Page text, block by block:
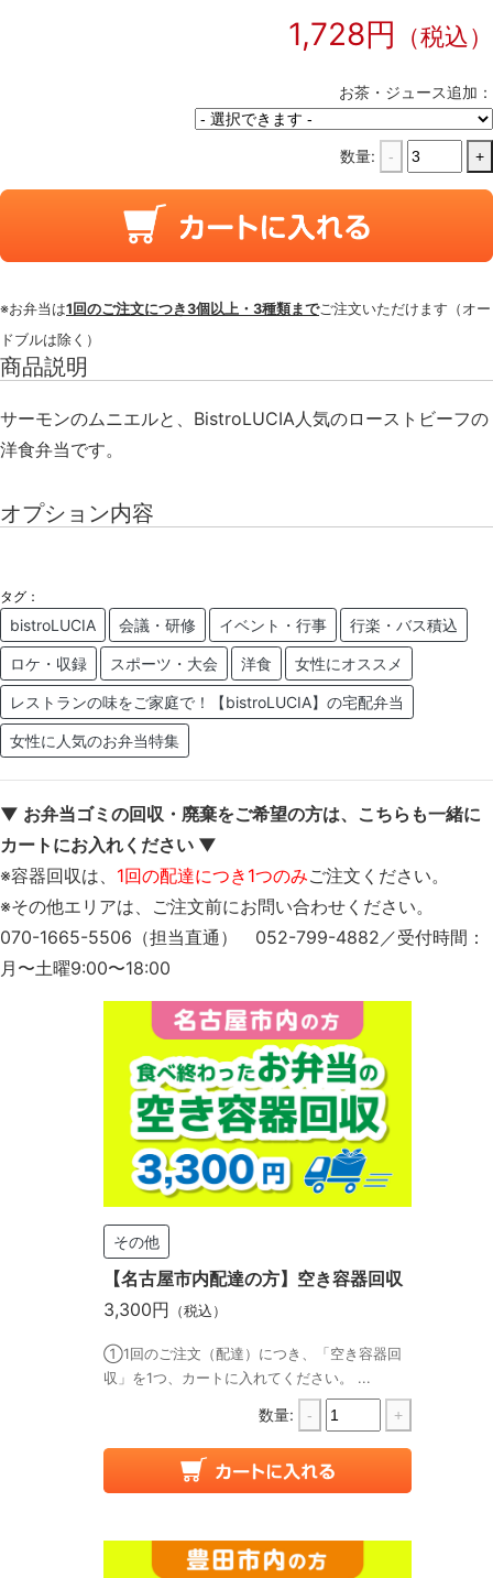
1,728円
（税込）
お茶・ジュース追加：
数量: - +
※お弁当は1回のご注文につき3個以上・3種類までご注文いただけます（オー
ドブルは除く）
商品説明
サーモンのムニエルと、BistroLUCIA人気のローストビーフの
洋食弁当です。
オプション内容
タグ：
bistroLUCIA 会議・研修 イベント・行事 行楽・バス積込
ロケ・収録 スポーツ・大会 洋食 女性にオススメ
レストランの味をご家庭で！【bistroLUCIA】の宅配弁当
女性に人気のお弁当特集
▼ お弁当ゴミの回収・廃棄をご希望の方は、こちらも一緒に
カートにお入れください ▼
※容器回収は、 1回の配達につき1つのみご注文ください。
※その他エリアは、ご注文前にお問い合わせください。
070-1665-5506（担当直通） 052-799-4882／受付時間：
月〜土曜9:00〜18:00
その他
【名古屋市内配達の方】空き容器回収
3,300円 （税込）
①1回のご注文（配達）につき、「空き容器回
収」を1つ、カートに入れてください。 ...
数量: - +